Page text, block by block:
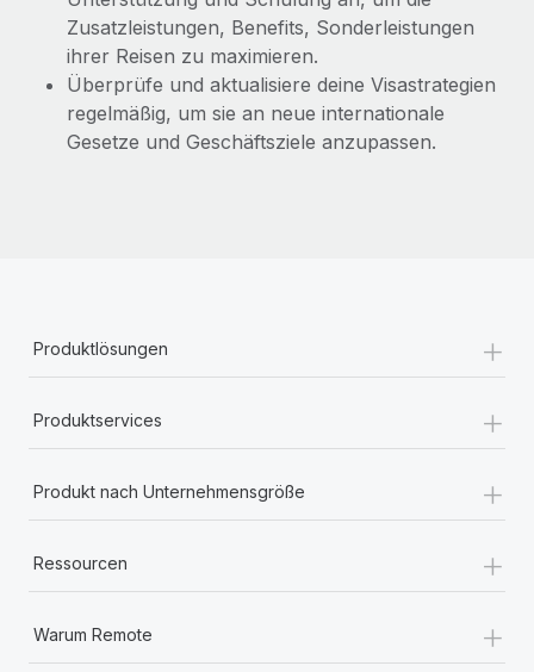
Zusatzleistungen, Benefits, Sonderleistungen
ihrer Reisen zu maximieren.
Überprüfe und aktualisiere deine Visastrategien
regelmäßig, um sie an neue internationale
Gesetze und Geschäftsziele anzupassen.
Produktlösungen +
Produktservices +
Produkt nach Unternehmensgröße +
Ressourcen +
Warum Remote +